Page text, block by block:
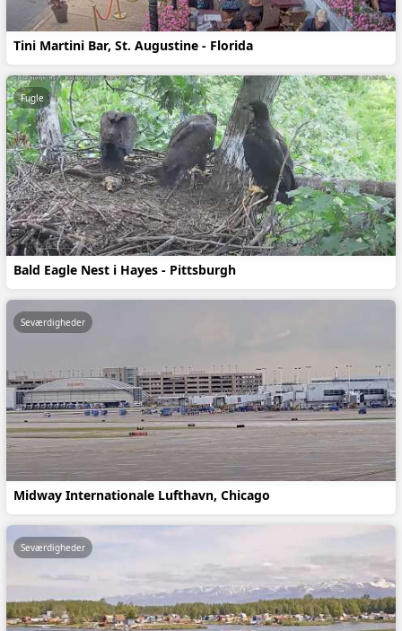
Tini Martini Bar, St. Augustine - Florida
Bald Eagle Nest i Hayes - Pittsburgh
Fugle
Midway Internationale Lufthavn, Chicago
Seværdigheder
Seværdigheder